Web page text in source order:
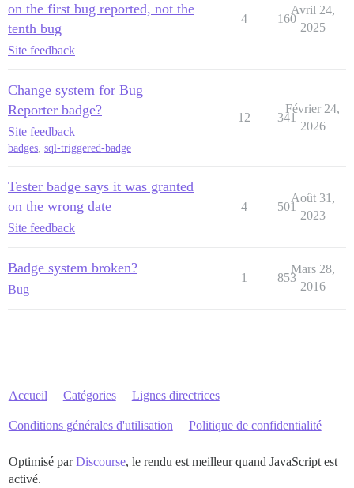
on the first bug reported, not the
tenth bug
Site feedback
4 160
Avril 24,
2025
Change system for Bug
Reporter badge?
Site feedback
badges, sql-triggered-badge
12 341
Février 24,
2026
Tester badge says it was granted
on the wrong date
Site feedback
4 501
Août 31,
2023
Badge system broken?
Bug
1 853
Mars 28,
2016
Accueil Catégories Lignes directrices
Conditions générales d'utilisation Politique de confidentialité
Optimisé parDiscourse, le rendu est meilleur quand JavaScript est
activé.